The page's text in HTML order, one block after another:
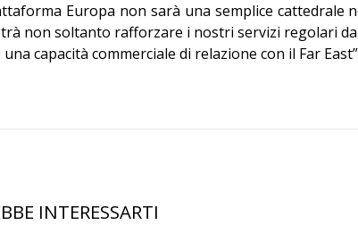
Europa non sarà una semplice cattedrale
non soltanto rafforzare i nostri servizi regolari
capacità commerciale di relazione con il Far
INTERESSARTI